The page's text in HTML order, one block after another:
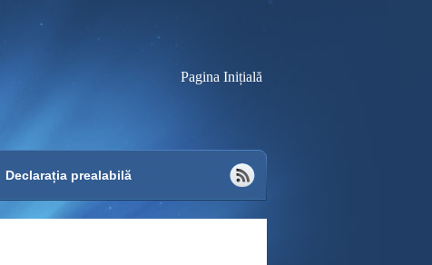
Pagina Inițială
Declarația prealabilă